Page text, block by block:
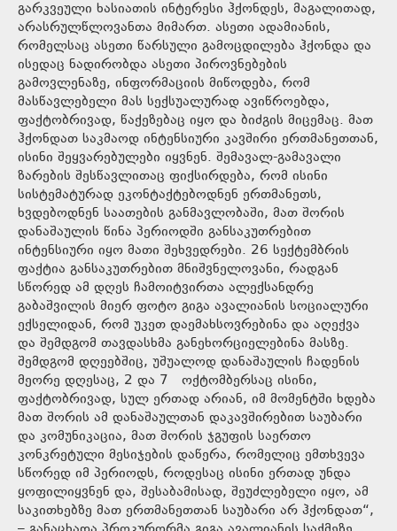
გარკვეული ხასიათის ინტერესი ჰქონდეს, მაგალითად,
არასრულწლოვანთა მიმართ. ასეთი ადამიანის,
რომელსაც ასეთი წარსული გამოცდილება ჰქონდა და
ისედაც ნადირობდა ასეთი პიროვნებების
გამოვლენაზე, ინფორმაციის მიწოდება, რომ
მასწავლებელი მას სექსუალურად ავიწროებდა,
ფაქტობრივად, წაქეზებაც იყო და ბიძგის მიცემაც. მათ
ჰქონდათ საკმაოდ ინტენსიური კავშირი ერთმანეთთან,
ისინი შეყვარებულები იყვნენ. შემავალ-გამავალი
ზარების შესწავლითაც ფიქსირდება, რომ ისინი
სისტემატურად ეკონტაქტებოდნენ ერთმანეთს,
ხვდებოდნენ საათების განმავლობაში, მათ შორის
დანაშაულის წინა პერიოდში განსაკუთრებით
ინტენსიური იყო მათი შეხვედრები. 26 სექტემბრის
ფაქტია განსაკუთრებით მნიშვნელოვანი, რადგან
სწორედ ამ დღეს ჩამოიტვირთა ალექსანდრე
გაბაშვილის მიერ ფოტო გიგა ავალიანის სოციალური
ექსელიდან, რომ უკეთ დაემახსოვრებინა და აღექვა
და შემდგომ თავდასხმა განეხორციელებინა მასზე.
შემდგომ დღეებშიც, უშუალოდ დანაშაულის ჩადენის
მეორე დღესაც, 2 და 7 ოქტომბერსაც ისინი,
ფაქტობრივად, სულ ერთად არიან, იმ მომენტში ხდება
მათ შორის ამ დანაშაულთან დაკავშირებით საუბარი
და კომუნიკაცია, მათ შორის ჯგუფის საერთო
კონკრეტული მესიჯების დაწერა, რომელიც ემთხვევა
სწორედ იმ პერიოდს, როდესაც ისინი ერთად უნდა
ყოფილიყვნენ და, შესაბამისად, შეუძლებელი იყო, ამ
საკითხებზე მათ ერთმანეთთან საუბარი არ ჰქონდათ“,